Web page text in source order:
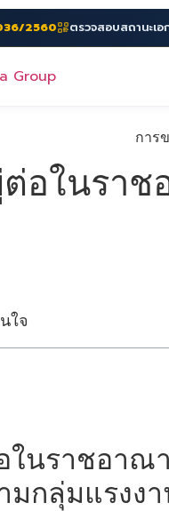
2560 ตรวจสอบสถานะเอ
อในรา
ใจ
ในราชอาณ
มกลุ่มแรงง